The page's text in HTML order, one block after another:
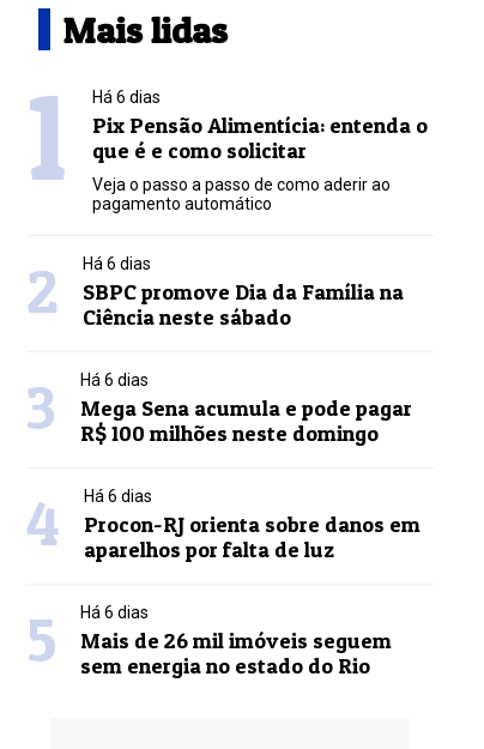
Mais lidas
1 Há 6 dias
Pix Pensão Alimentícia: entenda o
que é e como solicitar
Veja o passo a passo de como aderir ao
pagamento automático
2 Há 6 dias
SBPC promove Dia da Família na
Ciência neste sábado
3 Há 6 dias
Mega Sena acumula e pode pagar
R$ 100 milhões neste domingo
4 Há 6 dias
Procon-RJ orienta sobre danos em
aparelhos por falta de luz
5 Há 6 dias
Mais de 26 mil imóveis seguem
sem energia no estado do Rio